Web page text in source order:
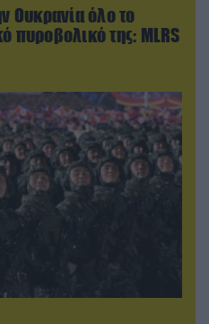
Ουκρανία όλο το
πυροβολικό της: MLRS